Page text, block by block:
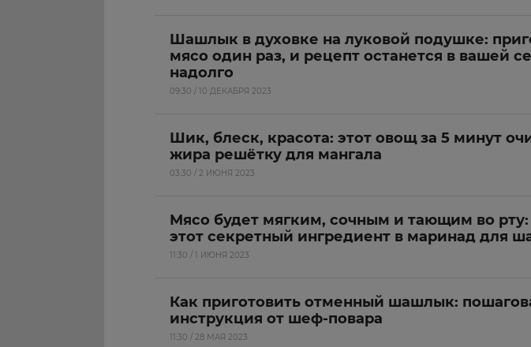
Шашлык в духовке на луковой подушке:
мясо один раз, и рецепт останется в вашей
надолго
09:30 / 10 ДЕКАБРЯ 2023
Шик, блеск, красота: этот овощ за 5 минут
жира решётку для мангала
03:30 / 2 ИЮНЯ 2023
Мясо будет мягким, сочным и тающим во рту:
этот секретный ингредиент в маринад для
11:30 / 1 ИЮНЯ 2023
Как приготовить отменный шашлык:
инструкция от шеф-повара
11:30 / 28 МАЯ 2023